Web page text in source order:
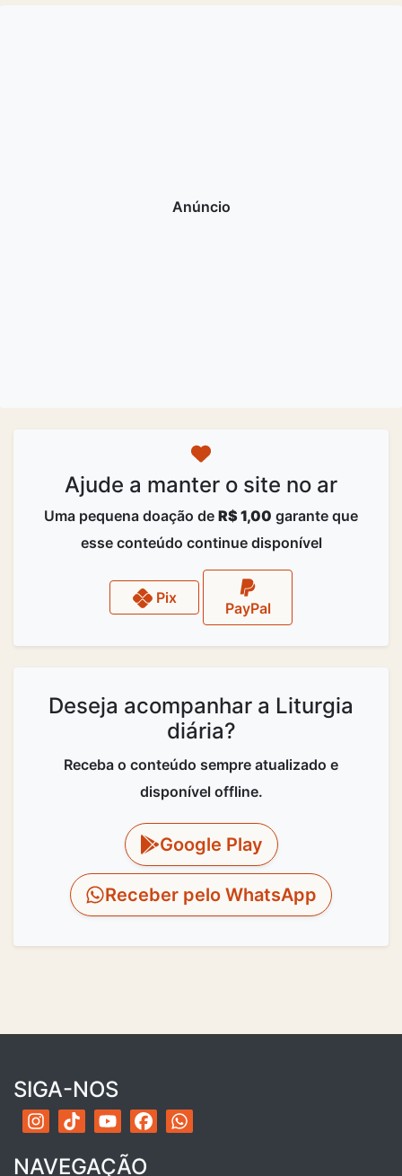
Ajude a manter o site no ar
Uma pequena doação de R$ 1,00 garante que
esse conteúdo continue disponível
Pix
PayPal
Deseja acompanhar a Liturgia
diária?
Receba o conteúdo sempre atualizado e
disponível offline.
Google Play
Receber pelo WhatsApp
SIGA-NOS
NAVEGAÇÃO